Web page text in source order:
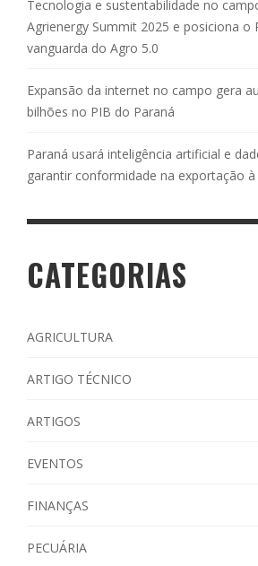
Tecnologia e sustentabilidade no
Agrienergy Summit 2025 e posiciona o
vanguarda do Agro 5.0
Expansão da internet no campo gera
bilhões no PIB do Paraná
Paraná usará inteligência artificial e
garantir conformidade na exportação à
CATEGORIAS
AGRICULTURA
ARTIGO TÉCNICO
ARTIGOS
EVENTOS
FINANÇAS
PECUÁRIA